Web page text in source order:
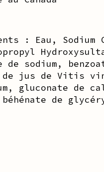
: Eau, Sodium
de sodium,
jus de Vitis
gluconate de
de